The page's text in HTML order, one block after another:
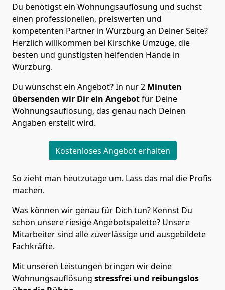
Du benötigst ein Wohnungsauflösung und suchst
einen professionellen, preiswerten und
kompetenten Partner in Würzburg an Deiner Seite?
Herzlich willkommen bei Kirschke Umzüge, die
besten und günstigsten helfenden Hände in
Würzburg.
Du wünschst ein Angebot? In nur 2 Minuten
übersenden wir Dir ein Angebotfür Deine
Wohnungsauflösung, das genau nach Deinen
Angaben erstellt wird.
Kostenloses Angebot erhalten
So zieht man heutzutage um. Lass das mal die Profis
machen.
Was können wir genau für Dich tun? Kennst Du
schon unsere riesige Angebotspalette? Unsere
Mitarbeiter sind alle zuverlässige und ausgebildete
Fachkräfte.
Mit unseren Leistungen bringen wir deine
Wohnungsauflösung stressfrei und reibungslos